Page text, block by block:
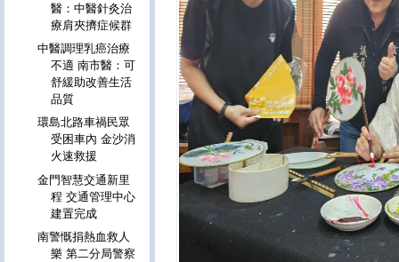
醫：中醫針灸治
療肩夾擠症候群
中醫調理乳癌治療
不適 南市醫：可
舒緩助改善生活
品質
環島北路車禍民眾
受困車內 金沙消
火速救援
金門智慧交通新里
程 交通管理中心
建置完成
南警慨捐熱血救人
樂 第二分局警察